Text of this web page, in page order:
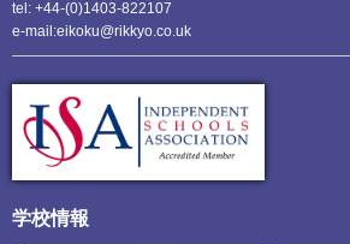
tel: +44-(0)1403-822107
e-mail:eikoku@rikkyo.co.uk
学校情報